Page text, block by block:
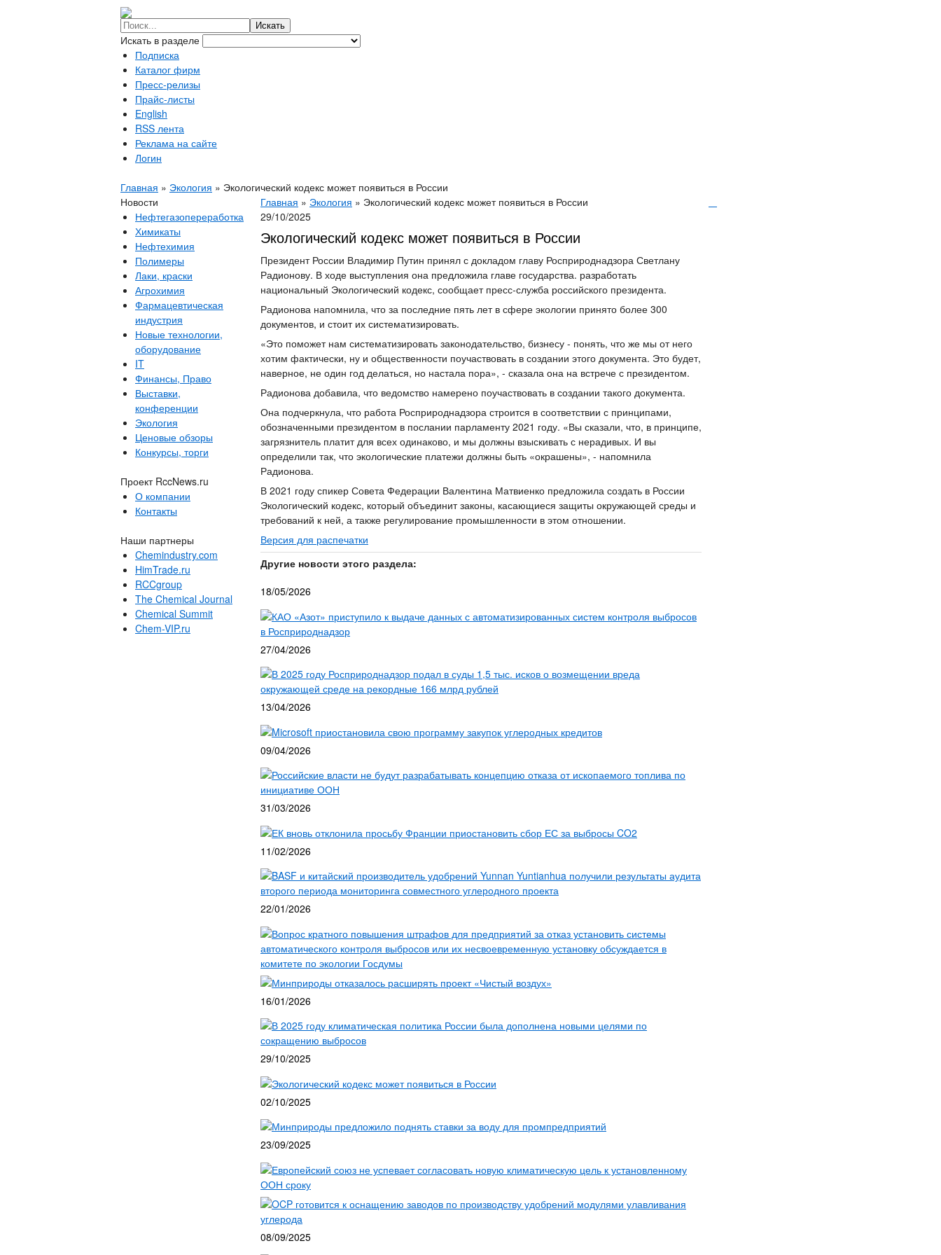
Искать в разделе
Подписка
Каталог фирм
Пресс-релизы
Прайс-листы
English
RSS лента
Реклама на сайте
Логин
Главная » Экология » Экологический кодекс может появиться в России
Новости
Нефтегазопереработка
Химикаты
Нефтехимия
Полимеры
Лаки, краски
Агрохимия
Фармацевтическая
индустрия
Новые технологии,
оборудование
IT
Финансы, Право
Выставки,
конференции
Экология
Ценовые обзоры
Конкурсы, торги
Проект RccNews.ru
О компании
Контакты
Наши партнеры
Chemindustry.com
HimTrade.ru
RCCgroup
The Chemical Journal
Chemical Summit
Chem-VIP.ru
Главная » Экология » Экологический кодекс может появиться в России
29/10/2025
Экологический кодекс может появиться в России
Президент России Владимир Путин принял с докладом главу Росприроднадзора Светлану
Радионову. В ходе выступления она предложила главе государства. разработать
национальный Экологический кодекс, сообщает пресс-служба российского президента.
Радионова напомнила, что за последние пять лет в сфере экологии принято более 300
документов, и стоит их систематизировать.
«Это поможет нам систематизировать законодательство, бизнесу - понять, что же мы от него
хотим фактически, ну и общественности поучаствовать в создании этого документа. Это будет,
наверное, не один год делаться, но настала пора», - сказала она на встрече с президентом.
Радионова добавила, что ведомство намерено поучаствовать в создании такого документа.
Она подчеркнула, что работа Росприроднадзора строится в соответствии с принципами,
обозначенными президентом в послании парламенту 2021 году. «Вы сказали, что, в принципе,
загрязнитель платит для всех одинаково, и мы должны взыскивать с нерадивых. И вы
определили так, что экологические платежи должны быть «окрашены», - напомнила
Радионова.
В 2021 году спикер Совета Федерации Валентина Матвиенко предложила создать в России
Экологический кодекс, который объединит законы, касающиеся защиты окружающей среды и
требований к ней, а также регулирование промышленности в этом отношении.
Версия для распечатки
Другие новости этого раздела:
18/05/2026
КАО «Азот» приступило к выдаче данных с автоматизированных систем контроля выбросов
в Росприроднадзор
27/04/2026
В 2025 году Росприроднадзор подал в суды 1,5 тыс. исков о возмещении вреда
окружающей среде на рекордные 166 млрд рублей
13/04/2026
Microsoft приостановила свою программу закупок углеродных кредитов
09/04/2026
Российские власти не будут разрабатывать концепцию отказа от ископаемого топлива по
инициативе ООН
31/03/2026
ЕК вновь отклонила просьбу Франции приостановить сбор ЕС за выбросы CO2
11/02/2026
BASF и китайский производитель удобрений Yunnan Yuntianhua получили результаты аудита
второго периода мониторинга совместного углеродного проекта
22/01/2026
Вопрос кратного повышения штрафов для предприятий за отказ установить системы
автоматического контроля выбросов или их несвоевременную установку обсуждается в
комитете по экологии Госдумы
Минприроды отказалось расширять проект «Чистый воздух»
16/01/2026
В 2025 году климатическая политика России была дополнена новыми целями по
сокращению выбросов
29/10/2025
Экологический кодекс может появиться в России
02/10/2025
Минприроды предложило поднять ставки за воду для промпредприятий
23/09/2025
Европейский союз не успевает согласовать новую климатическую цель к установленному
ООН сроку
OCP готовится к оснащению заводов по производству удобрений модулями улавливания
углерода
08/09/2025